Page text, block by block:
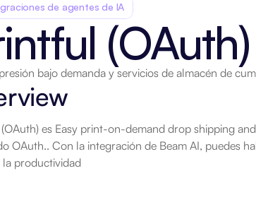
de agentes de IA
(OAuth)
bajo demanda y servicios de almacén de
es Easy print-on-demand drop shipping
OAuth.. Con la integración de Beam AI, puedes
la productividad